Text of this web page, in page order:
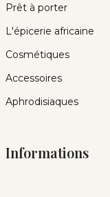
Prêt à porter
L'épicerie africaine
Cosmétiques
Accessoires
Aphrodisiaques
Informations